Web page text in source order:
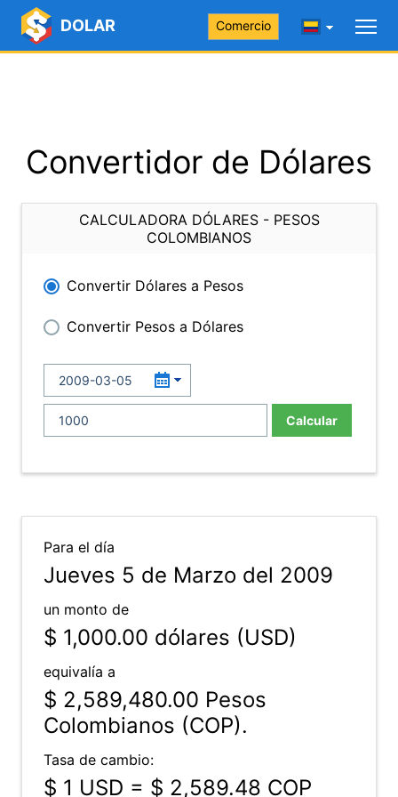
DOLAR Comercio
Convertidor de Dólares
CALCULADORA DÓLARES - PESOS
COLOMBIANOS
Convertir Dólares a Pesos
Convertir Pesos a Dólares
Calcular
Para el día
Jueves 5 de Marzo del 2009
un monto de
$ 1,000.00 dólares (USD)
equivalía a
$ 2,589,480.00 Pesos
Colombianos (COP).
Tasa de cambio:
$ 1 USD = $ 2,589.48 COP